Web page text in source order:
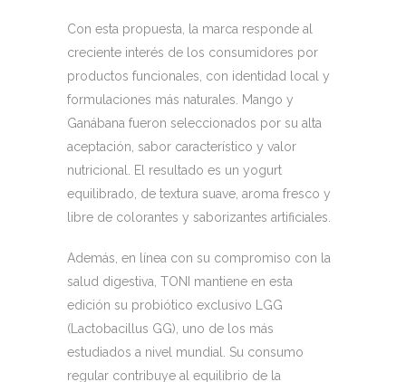
Con esta propuesta, la marca responde al
creciente interés de los consumidores por
productos funcionales, con identidad local y
formulaciones más naturales. Mango y
Ganábana fueron seleccionados por su alta
aceptación, sabor característico y valor
nutricional. El resultado es un yogurt
equilibrado, de textura suave, aroma fresco y
libre de colorantes y saborizantes artificiales.
Además, en línea con su compromiso con la
salud digestiva, TONI mantiene en esta
edición su probiótico exclusivo LGG
(Lactobacillus GG), uno de los más
estudiados a nivel mundial. Su consumo
regular contribuye al equilibrio de la